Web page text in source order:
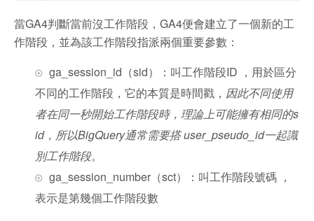
當GA4判斷當前沒工作階段，GA4便會建立了一個新的工
作階段，並為該工作階段指派兩個重要參數：
ga_session_id（sid）：叫工作階段ID ，用於區分
不同的工作階段，它的本質是時間戳， 因此不同使用
者在同一秒開始工作階段時，理論上可能擁有相同的s
id，所以BigQuery通常需要搭 user_pseudo_id一起識
別工作階段。
ga_session_number（sct）：叫工作階段號碼 ，
表示是第幾個工作階段數